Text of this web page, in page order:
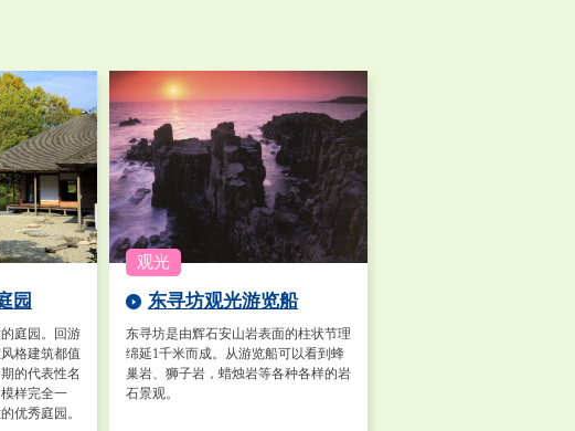
园
庭园。回游
格建筑都值
的代表性名
样完全一
优秀庭园。
东寻坊观光游览船
东寻坊是由辉石安山岩表面的柱状节理
绵延1千米而成。从游览船可以看到蜂
巢岩、狮子岩，蜡烛岩等各种各样的岩
石景观。